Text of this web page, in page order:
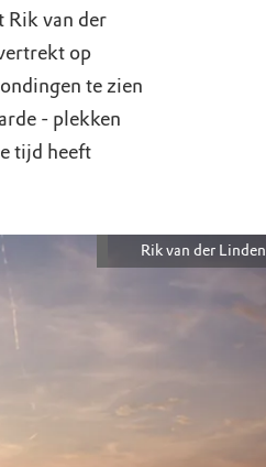
Rik van der
op
te zien
- plekken
tijd heeft
Rik van der Linden